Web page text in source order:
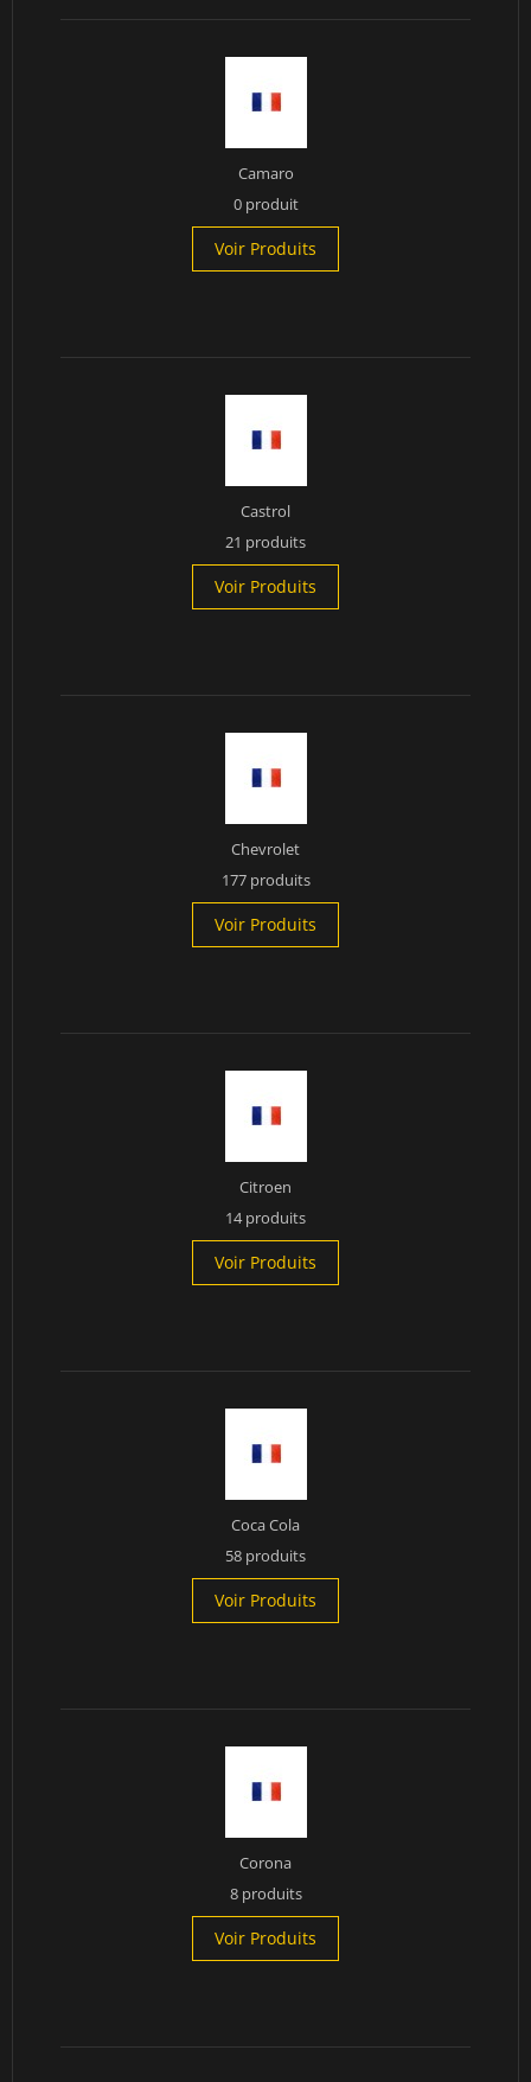
Camaro
0 produit
Voir Produits
Castrol
21 produits
Voir Produits
Chevrolet
177 produits
Voir Produits
Citroen
14 produits
Voir Produits
Coca Cola
58 produits
Voir Produits
Corona
8 produits
Voir Produits